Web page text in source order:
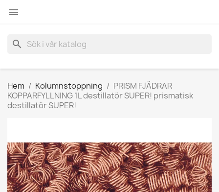

search
Hem Kolumnstoppning
PRISM FJÄDRAR
KOPPARFYLLNING 1L destillatör SUPER! prismatisk
destillatör SUPER!